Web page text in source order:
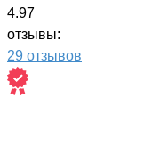
4.97
отзывы:
29 отзывов